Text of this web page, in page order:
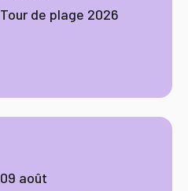
Tour de plage 2026
09 août